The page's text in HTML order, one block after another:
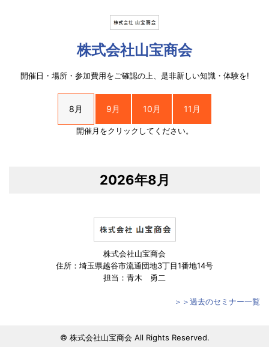
株式会社山宝商会
開催日・場所・参加費用をご確認の上、是非新しい知識・体験を!
8月 9月 10月 11月
開催月をクリックしてください。
2026年8月
株式会社山宝商会
住所：埼玉県越谷市流通団地3丁目1番地14号
担当：青木 勇二
＞＞過去のセミナー一覧
© 株式会社山宝商会 All Rights Reserved.